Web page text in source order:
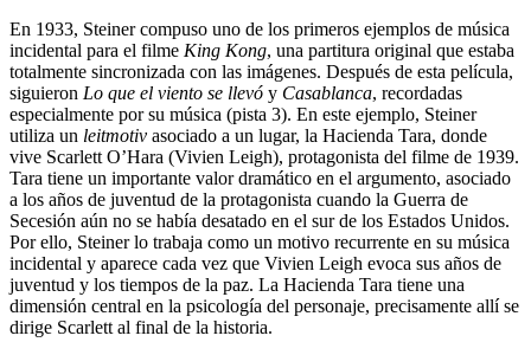
En 1933, Steiner compuso uno de los primeros ejemplos de música
incidental para el filme King Kong, una partitura original que estaba
totalmente sincronizada con las imágenes. Después de esta película,
siguieron Lo que el viento se llevó y Casablanca, recordadas
especialmente por su música (pista 3). En este ejemplo, Steiner
utiliza un leitmotiv asociado a un lugar, la Hacienda Tara, donde
vive Scarlett O’Hara (Vivien Leigh), protagonista del filme de 1939.
Tara tiene un importante valor dramático en el argumento, asociado
a los años de juventud de la protagonista cuando la Guerra de
Secesión aún no se había desatado en el sur de los Estados Unidos.
Por ello, Steiner lo trabaja como un motivo recurrente en su música
incidental y aparece cada vez que Vivien Leigh evoca sus años de
juventud y los tiempos de la paz. La Hacienda Tara tiene una
dimensión central en la psicología del personaje, precisamente allí se
dirige Scarlett al final de la historia.